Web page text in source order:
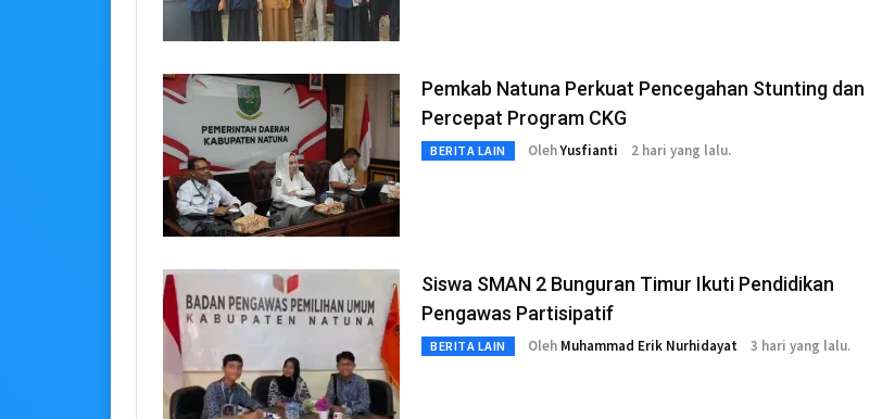
Pemkab Natuna Perkuat Pencegahan Stunting dan
Percepat Program CKG
BERITA LAIN OlehYusfianti 2 hari yang lalu.
Siswa SMAN 2 Bunguran Timur Ikuti Pendidikan
Pengawas Partisipatif
BERITA LAIN Oleh Muhammad Erik Nurhidayat 3 hari yang lalu.